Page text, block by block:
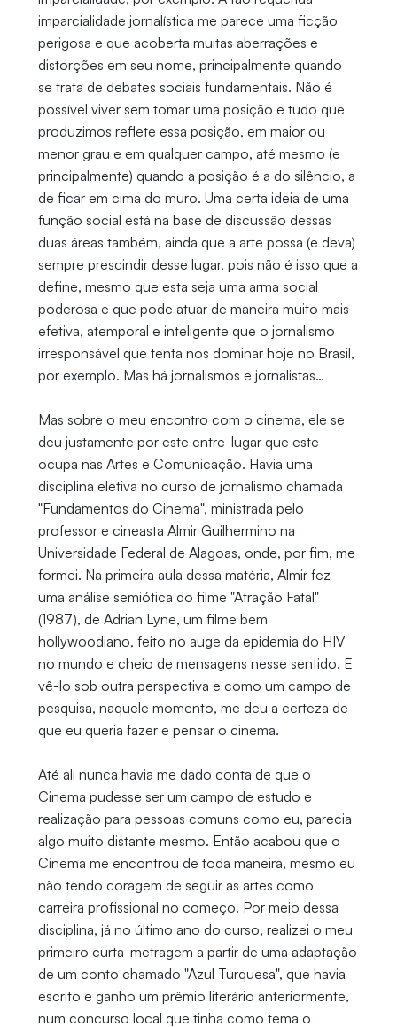
imparcialidade jornalística me parece uma ficção
perigosa e que acoberta muitas aberrações e
distorções em seu nome, principalmente quando
se trata de debates sociais fundamentais. Não é
possível viver sem tomar uma posição e tudo que
produzimos reflete essa posição, em maior ou
menor grau e em qualquer campo, até mesmo (e
principalmente) quando a posição é a do silêncio, a
de ficar em cima do muro. Uma certa ideia de uma
função social está na base de discussão dessas
duas áreas também, ainda que a arte possa (e deva)
sempre prescindir desse lugar, pois não é isso que a
define, mesmo que esta seja uma arma social
poderosa e que pode atuar de maneira muito mais
efetiva, atemporal e inteligente que o jornalismo
irresponsável que tenta nos dominar hoje no Brasil,
por exemplo. Mas há jornalismos e jornalistas…
Mas sobre o meu encontro com o cinema, ele se
deu justamente por este entre-lugar que este
ocupa nas Artes e Comunicação. Havia uma
disciplina eletiva no curso de jornalismo chamada
"Fundamentos do Cinema", ministrada pelo
professor e cineasta Almir Guilhermino na
Universidade Federal de Alagoas, onde, por fim, me
formei. Na primeira aula dessa matéria, Almir fez
uma análise semiótica do filme "Atração Fatal"
(1987), de Adrian Lyne, um filme bem
hollywoodiano, feito no auge da epidemia do HIV
no mundo e cheio de mensagens nesse sentido. E
vê-lo sob outra perspectiva e como um campo de
pesquisa, naquele momento, me deu a certeza de
que eu queria fazer e pensar o cinema.
Até ali nunca havia me dado conta de que o
Cinema pudesse ser um campo de estudo e
realização para pessoas comuns como eu, parecia
algo muito distante mesmo. Então acabou que o
Cinema me encontrou de toda maneira, mesmo eu
não tendo coragem de seguir as artes como
carreira profissional no começo. Por meio dessa
disciplina, já no último ano do curso, realizei o meu
primeiro curta-metragem a partir de uma adaptação
de um conto chamado "Azul Turquesa", que havia
escrito e ganho um prêmio literário anteriormente,
num concurso local que tinha como tema o